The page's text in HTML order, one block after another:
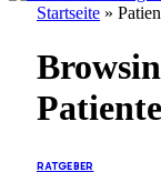
Startseite »
RATGEBER